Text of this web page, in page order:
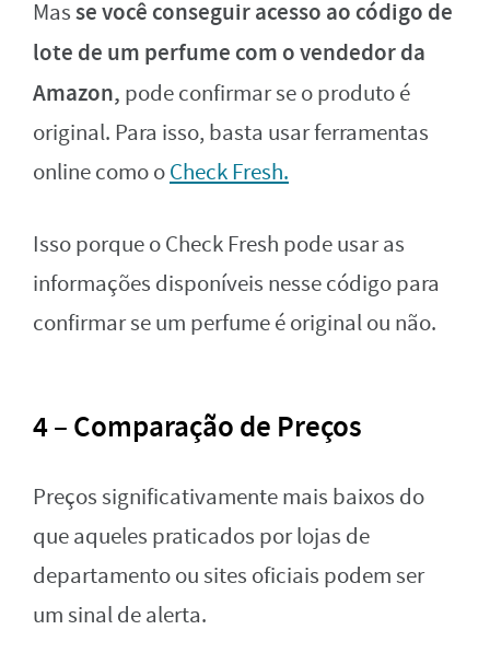
Masse você conseguir acesso ao código de
lote de um perfume com o vendedor da
Amazon, pode confirmar se o produto é
original. Para isso, basta usar ferramentas
online como oCheck Fresh.
Isso porque o Check Fresh pode usar as
informações disponíveis nesse código para
confirmar se um perfume é original ou não.
4 – Comparação de Preços
Preços significativamente mais baixos do
que aqueles praticados por lojas de
departamento ou sites oficiais podem ser
um sinal de alerta.